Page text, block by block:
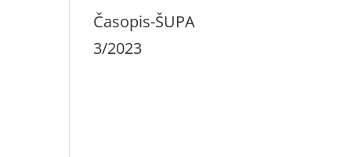
Časopis-ŠUPA
3/2023